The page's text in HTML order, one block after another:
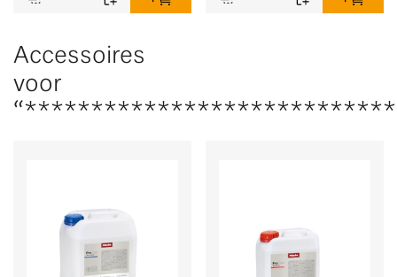
Accessoires
voor